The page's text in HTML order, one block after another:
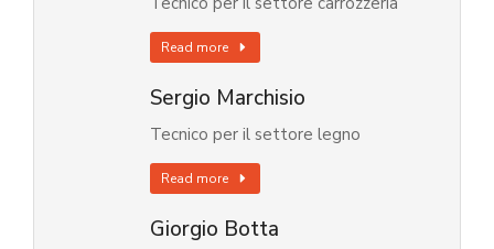
Read more
Sergio Marchisio
Tecnico per il settore legno
Read more
Giorgio Botta